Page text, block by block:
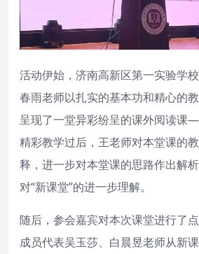
活动伊始，济南高新区第一实验学
春雨老师以扎实的基本功和精心的
呈现了一堂异彩纷呈的课外阅读课
精彩教学过后，王老师对本堂课的
释，进一步对本堂课的思路作出解
对“新课堂”的进一步理解。
随后，参会嘉宾对本次课堂进行了
成员代表吴玉莎、白晨昱老师从新